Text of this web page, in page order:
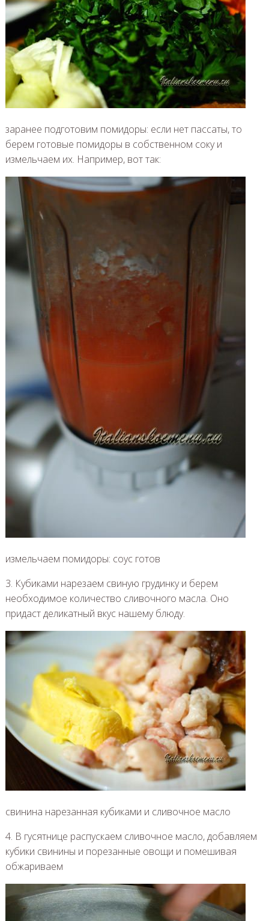
заранее подготовим помидоры: если нет пассаты, то
берем готовые помидоры в собственном соку и
измельчаем их. Например, вот так:
измельчаем помидоры: соус готов
3. Кубиками нарезаем свиную грудинку и берем
необходимое количество сливочного масла. Оно
придаст деликатный вкус нашему блюду.
свинина нарезанная кубиками и сливочное масло
4. В гусятнице распускаем сливочное масло, добавляем
кубики свинины и порезанные овощи и помешивая
обжариваем